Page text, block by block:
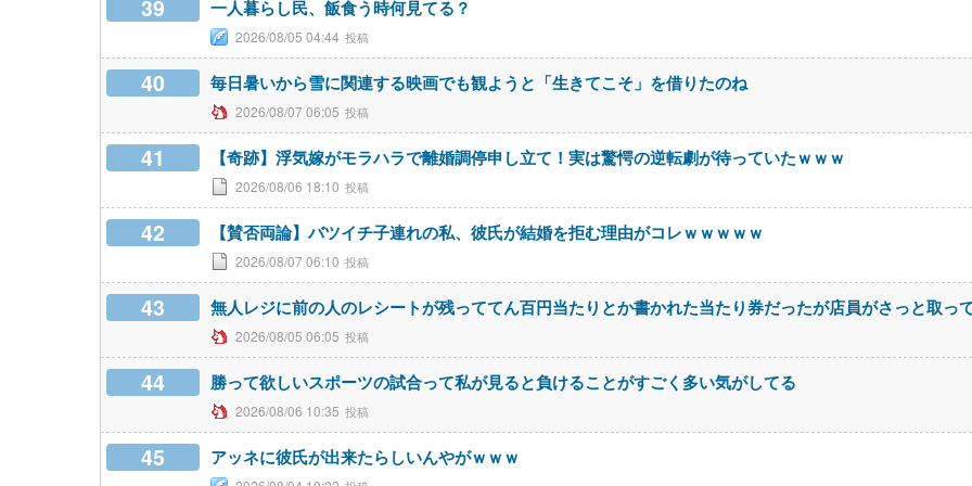
39 一人暮らし民、飯食う時何見てる？
2026/08/05 04:44
40 毎日暑いから雪に関連する映画でも観ようと「生きてこそ」を借りたのね
2026/08/07 06:05
41 【奇跡】浮気嫁がモラハラで離婚調停申し立て！実は驚愕の逆転劇が待っていたｗｗｗ
2026/08/06 18:10
42 【賛否両論】バツイチ子連れの私、彼氏が結婚を拒む理由がコレｗｗｗｗｗ
2026/08/07 06:10
43 無人レジに前の人のレシートが残っててん百円当たりとか書かれた当たり券だったが店員がさっと取っ
2026/08/05 06:05
44 勝って欲しいスポーツの試合って私が見ると負けることがすごく多い気がしてる
2026/08/06 10:35
45 アッネに彼氏が出来たらしいんやがｗｗｗ